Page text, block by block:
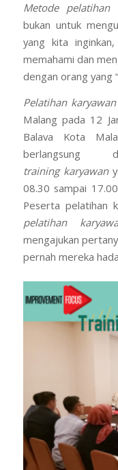
Metode pelatihan
bukan untuk
yang kita
memahami dan
dengan orang yang
Pelatihan karyawan
Malang pada 12
Balava Kota
berlangsung
training karyawan
08.30 sampai
Peserta pelatihan
pelatihan
mengajukan
pernah mereka